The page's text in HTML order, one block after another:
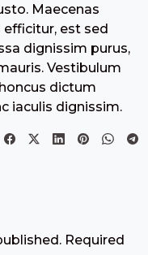
Maecenas
est sed
dignissim purus,
Vestibulum
dictum
iaculis dignissim.
Required